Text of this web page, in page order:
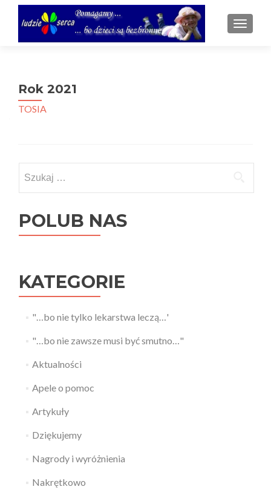
Rok 2021
TOSIA
POLUB NAS
KATEGORIE
"…bo nie tylko lekarstwa leczą…'
"…bo nie zawsze musi być smutno…"
Aktualności
Apele o pomoc
Artykuły
Dziękujemy
Nagrody i wyróżnienia
Nakrętkowo